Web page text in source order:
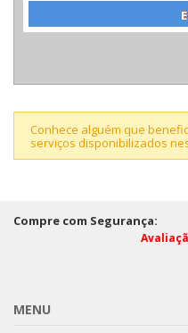
Conhece alguém que
serviços disponibilizados
Compre com Segurança:
MENU